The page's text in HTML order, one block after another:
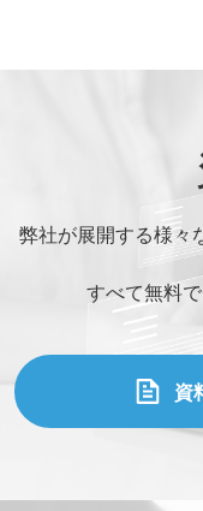
弊社が展開する様々
すべて無料
資